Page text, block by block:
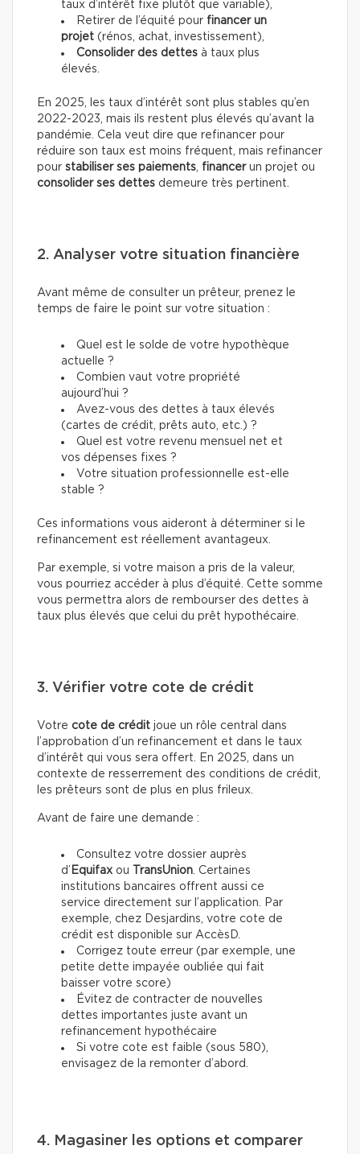
taux d’intérêt fixe plutôt que variable),
Retirer de l’équité pour financer un
projet (rénos, achat, investissement),
Consolider des dettes à taux plus
élevés.
En 2025, les taux d’intérêt sont plus stables qu’en
2022-2023, mais ils restent plus élevés qu’avant la
pandémie. Cela veut dire que refinancer pour
réduire son taux est moins fréquent, mais refinancer
pour stabiliser ses paiements, financerun projet ou
consolider ses dettes demeure très pertinent.
2. Analyser votre situation financière
Avant même de consulter un prêteur, prenez le
temps de faire le point sur votre situation :
Quel est le solde de votre hypothèque
actuelle ?
Combien vaut votre propriété
aujourd’hui ?
Avez-vous des dettes à taux élevés
(cartes de crédit, prêts auto, etc.) ?
Quel est votre revenu mensuel net et
vos dépenses fixes ?
Votre situation professionnelle est-elle
stable ?
Ces informations vous aideront à déterminer si le
refinancement est réellement avantageux.
Par exemple, si votre maison a pris de la valeur,
vous pourriez accéder à plus d’équité. Cette somme
vous permettra alors de rembourser des dettes à
taux plus élevés que celui du prêt hypothécaire.
3. Vérifier votre cote de crédit
Votre cote de crédit joue un rôle central dans
l’approbation d’un refinancement et dans le taux
d’intérêt qui vous sera offert. En 2025, dans un
contexte de resserrement des conditions de crédit,
les prêteurs sont de plus en plus frileux.
Avant de faire une demande :
Consultez votre dossier auprès
d’ Equifax ou TransUnion. Certaines
institutions bancaires offrent aussi ce
service directement sur l’application. Par
exemple, chez Desjardins, votre cote de
crédit est disponible sur AccèsD.
Corrigez toute erreur (par exemple, une
petite dette impayée oubliée qui fait
baisser votre score)
Évitez de contracter de nouvelles
dettes importantes juste avant un
refinancement hypothécaire
Si votre cote est faible (sous 580),
envisagez de la remonter d’abord.
4. Magasiner les options et comparer